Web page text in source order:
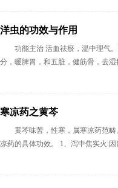
洋虫的功效与作用
功能主治 活血祛瘀，温中理气
分，暖脾胃，和五脏，健筋骨，去
寒凉药之黄芩
黄芩味苦，性寒，属寒凉药范
凉药的具体功效。 1、泻中焦实火: